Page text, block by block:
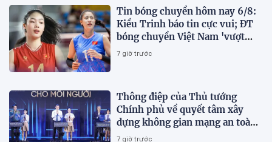
Tin bóng chuyền hôm nay 6/8:
Kiều Trinh báo tin cực vui; ĐT
bóng chuyền Việt Nam 'vượt
mặt' Thái Lan
7 giờ trước
Thông điệp của Thủ tướng
Chính phủ về quyết tâm xây
dựng không gian mạng an toàn,
tin cậy và nhân văn
7 giờ trước